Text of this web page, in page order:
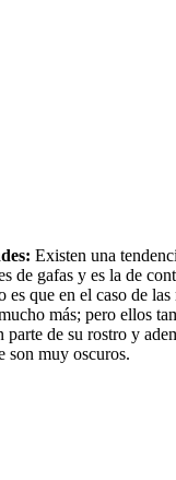
Existen una
de gafas y es la de
es que en el caso de las
más; pero ellos
parte de su rostro y
son muy oscuros.